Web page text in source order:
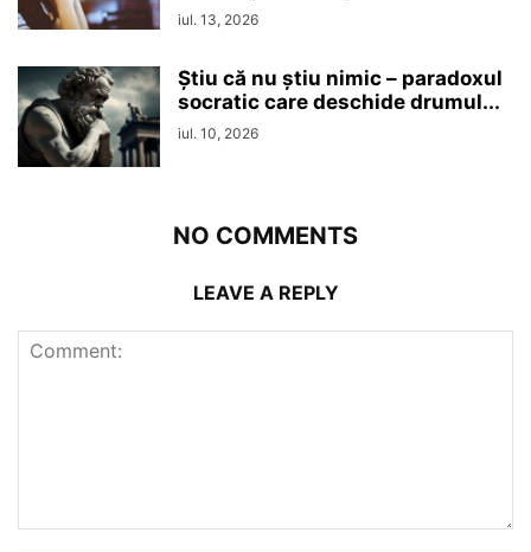
iul. 13, 2026
Ştiu că nu ştiu nimic – paradoxul
socratic care deschide drumul...
iul. 10, 2026
NO COMMENTS
LEAVE A REPLY